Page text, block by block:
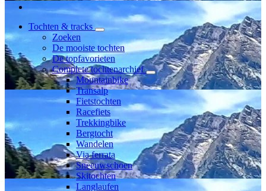
Tochten & tracks
Zoeken
De mooiste tochten
De topfavorieten
Complete tochtenarchief
Mountainbike
Transalp
Fietstochten
Racefiets
Trekkingbike
Bergtocht
Wandelen
Via ferrata
Sneeuwschoen
Skitochten
Langlaufen